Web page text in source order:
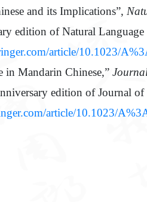
and its Implications”,
edition of Natural Language
article/10.1023/
in Mandarin Chinese,”
edition of Journal
article/10.1023/